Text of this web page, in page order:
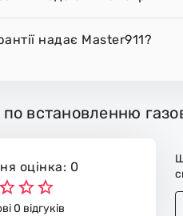
надає Master911?
по встановленню
оцінка: 0
0 відгуків